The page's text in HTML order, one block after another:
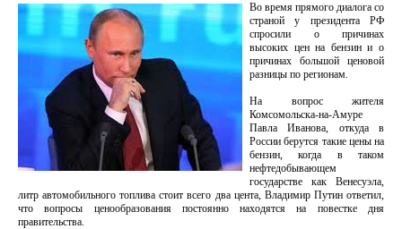
Во время прямого диалога со
страной у президента РФ
спросили о причинах
высоких цен на бензин и о
причинах большой ценовой
разницы по регионам.
На вопрос жителя
Комсомольска-на-Амуре
Павла Иванова, откуда в
России берутся такие цены на
бензин, когда в таком
нефтедобывающем
государстве как Венесуэла,
литр автомобильного топлива стоит всего два цента, Владимир Путин ответил,
что вопросы ценообразования постоянно находятся на повестке дня
правительства.